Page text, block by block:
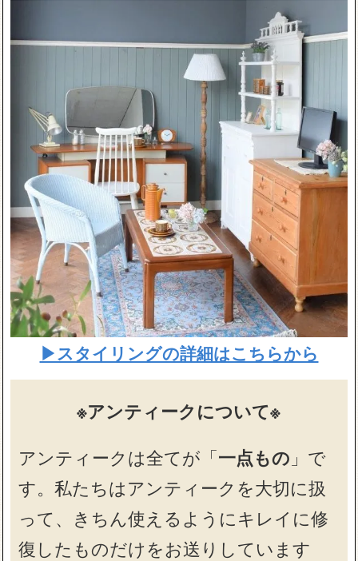
▶スタイリングの詳細はこちらから
※アンティークについて※
アンティークは全てが「一点もの 」で
す。私たちはアンティークを大切に扱
って、きちん使えるようにキレイに修
復したものだけをお送りしています